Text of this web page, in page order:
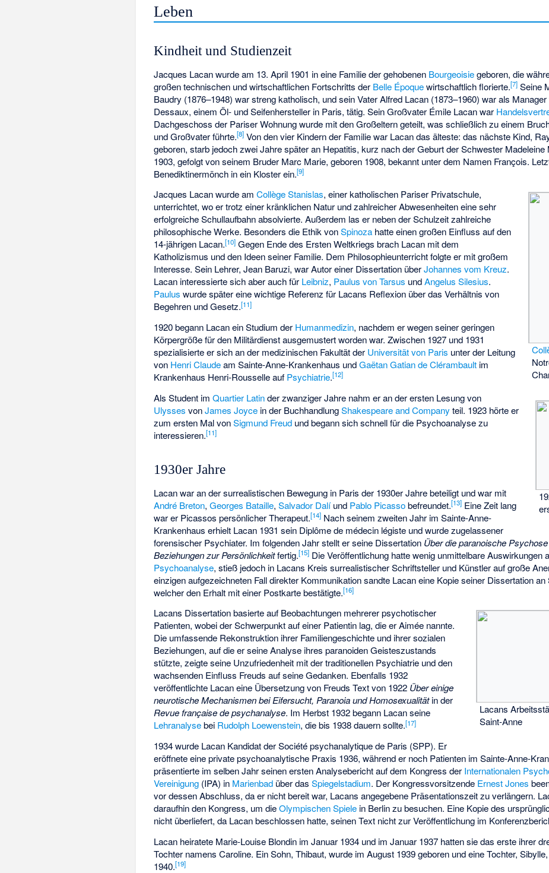
Leben
Kindheit und Studienzeit
Jacques Lacan wurde am 13. April 1901 in eine Familie der gehobenen Bourgeoisiegeboren, die
großen technischen und wirtschaftlichen Fortschritts der Belle Époquewirtschaftlich florierte.[7] Seine
Baudry (1876–1948) war streng katholisch, und sein Vater Alfred Lacan (1873–1960) war als
Dessaux, einem Öl- und Seifenhersteller in Paris, tätig. Sein Großvater Émile Lacan war
Dachgeschoss der Pariser Wohnung wurde mit den Großeltern geteilt, was schließlich zu einem
und Großvater führte.[8] Von den vier Kindern der Familie war Lacan das älteste: das nächste Kind,
geboren, starb jedoch zwei Jahre später an Hepatitis, kurz nach der Geburt der Schwester Madeleine
1903, gefolgt von seinem Bruder Marc Marie, geboren 1908, bekannt unter dem Namen François.
Benediktinermönch in ein Kloster ein.[9]
Jacques Lacan wurde amCollège Stanislas, einer katholischen Pariser Privatschule,
unterrichtet, wo er trotz einer kränklichen Natur und zahlreicher Abwesenheiten eine sehr
erfolgreiche Schullaufbahn absolvierte. Außerdem las er neben der Schulzeit zahlreiche
philosophische Werke. Besonders die Ethik vonSpinoza hatte einen großen Einfluss auf den
14-jährigen Lacan.[10] Gegen Ende des Ersten Weltkriegs brach Lacan mit dem
Katholizismus und den Ideen seiner Familie. Dem Philosophieunterricht folgte er mit großem
Interesse. Sein Lehrer,Jean Baruzi, war Autor einer Dissertation überJohannes vom Kreuz.
Lacan interessierte sich aber auch für Leibniz, Paulus von Tarsus undAngelus Silesius.
Paulus wurde später eine wichtige Referenz für Lacans Reflexion über das Verhältnis von
Begehren und Gesetz.[11]
1920 begann Lacan ein Studium der Humanmedizin, nachdem er wegen seiner geringen
Körpergröße für den Militärdienst ausgemustert worden war. Zwischen 1927 und 1931
spezialisierte er sich an der medizinischen Fakultät der Universität von Paris unter der Leitung
von Henri Claudeam Sainte-Anne-Krankenhaus undGaëtan Gatian de Clérambault im
Krankenhaus Henri-Rousselle auf Psychiatrie.[12]
Als Student imQuartier Latinder zwanziger Jahre nahm er an der ersten Lesung von
Ulysses vonJames Joyce in der BuchhandlungShakespeare and Company teil. 1923 hörte er
zum ersten Mal vonSigmund Freud und begann sich schnell für die Psychoanalyse zu
interessieren.[11]
1930er Jahre
Lacan war an der surrealistischen Bewegung in Paris der 1930er Jahre beteiligt und war mit
André Breton,Georges Bataille,Salvador Dalíund Pablo Picassobefreundet.[13] Eine Zeit lang
war er Picassos persönlicher Therapeut.[14] Nach seinem zweiten Jahr im Sainte-Anne-
Krankenhaus erhielt Lacan 1931 sein Diplôme de médecin légiste und wurde zugelassener
forensischer Psychiater. Im folgenden Jahr stellt er seine Dissertation Über die paranoische
Beziehungen zur Persönlichkeitfertig.[15] Die Veröffentlichung hatte wenig unmittelbare Auswirkungen
Psychoanalyse, stieß jedoch in Lacans Kreis surrealistischer Schriftsteller und Künstler auf große
einzigen aufgezeichneten Fall direkter Kommunikation sandte Lacan eine Kopie seiner Dissertation an
welcher den Erhalt mit einer Postkarte bestätigte.[16]
Lacans
Saint-Anne
Lacans Dissertation basierte auf Beobachtungen mehrerer psychotischer
Patienten, wobei der Schwerpunkt auf einer Patientin lag, die er Aimée nannte.
Die umfassende Rekonstruktion ihrer Familiengeschichte und ihrer sozialen
Beziehungen, auf die er seine Analyse ihres paranoiden Geisteszustands
stützte, zeigte seine Unzufriedenheit mit der traditionellen Psychiatrie und den
wachsenden Einfluss Freuds auf seine Gedanken. Ebenfalls 1932
veröffentlichte Lacan eine Übersetzung von Freuds Text von 1922 Über einige
neurotische Mechanismen bei Eifersucht, Paranoia und Homosexualitätin der
Revue française de psychanalyse. Im Herbst 1932 begann Lacan seine
Lehranalysebei Rudolph Loewenstein, die bis 1938 dauern sollte.[17]
1934 wurde Lacan Kandidat der Société psychanalytique de Paris (SPP). Er
eröffnete eine private psychoanalytische Praxis 1936, während er noch Patienten im Sainte-Anne-
präsentierte im selben Jahr seinen ersten Analysebericht auf dem Kongress der Internationalen
Vereinigung (IPA) in Marienbad über dasSpiegelstadium. Der Kongressvorsitzende Ernest Jones
vor dessen Abschluss, da er nicht bereit war, Lacans angegebene Präsentationszeit zu verlängern.
daraufhin den Kongress, um dieOlympischen Spiele in Berlin zu besuchen. Eine Kopie des
nicht überliefert, da Lacan beschlossen hatte, seinen Text nicht zur Veröffentlichung im
Lacan heiratete Marie-Louise Blondin im Januar 1934 und im Januar 1937 hatten sie das erste ihrer
Tochter namens Caroline. Ein Sohn, Thibaut, wurde im August 1939 geboren und eine Tochter,
1940.[19]